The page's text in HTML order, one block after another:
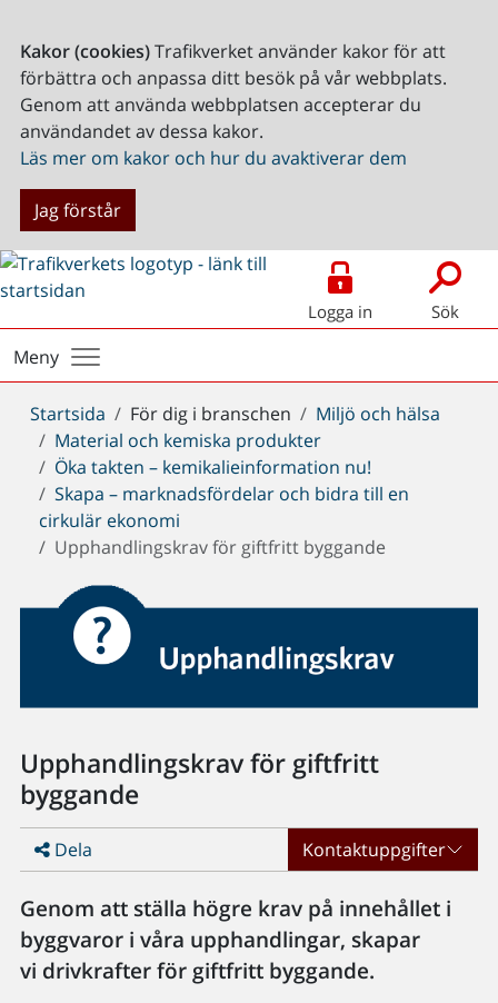
Kakor (cookies)Trafikverket använder kakor för att
förbättra och anpassa ditt besök på vår webbplats.
Genom att använda webbplatsen accepterar du
användandet av dessa kakor.
Läs mer om kakor och hur du avaktiverar dem
Jag förstår
Logga in Sök
Meny
Du
är
här:
Startsida För dig i branschen
Miljö och hälsa
Material och kemiska produkter
Öka takten – kemikalieinformation nu!
Skapa – marknadsfördelar och bidra till en
cirkulär ekonomi
Upphandlingskrav för giftfritt byggande
Upphandlingskrav för giftfritt
byggande
Dela Kontaktuppgifter
Genom att ställa högre krav på innehållet i
byggvaror i våra upphandlingar, skapar
vi drivkrafter för giftfritt byggande.